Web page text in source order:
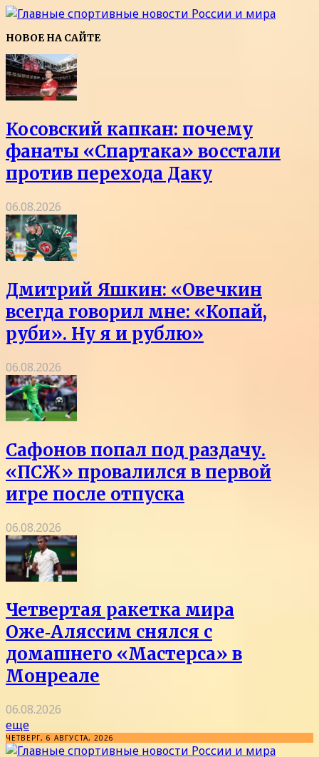
НОВОЕ НА САЙТЕ
Косовский капкан: почему
фанаты «Спартака» восстали
против перехода Даку
06.08.2026
Дмитрий Яшкин: «Овечкин
всегда говорил мне: «Копай,
руби». Ну я и рублю»
06.08.2026
Сафонов попал под раздачу.
«ПСЖ» провалился в первой
игре после отпуска
06.08.2026
Четвертая ракетка мира
Оже‑Аляссим снялся с
домашнего «Мастерса» в
Монреале
06.08.2026
еще
ЧЕТВЕРГ, 6 АВГУСТА, 2026